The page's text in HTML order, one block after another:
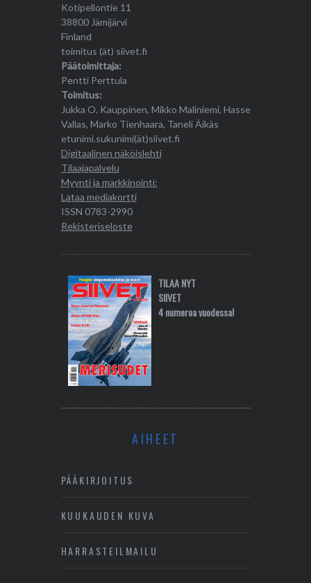
Kotipellontie 11
38800 Jämijärvi
Finland
toimitus (ät) siivet.fi
Päätoimittaja:
Pentti Perttula
Toimitus:
Jukka O. Kauppinen, Mikko Maliniemi, Hasse
Vallas, Marko Tienhaara, Taneli Äikäs
etunimi.sukunimi(ät)siivet.fi
Digitaalinen näköislehti
Tilaajapalvelu
Myynti ja markkinointi:
Lataa mediakortti
ISSN 0783-2990
Rekisteriseloste
TILAA NYT
SIIVET
4 numeroa vuodessa!
AIHEET
PÄÄKIRJOITUS
KUUKAUDEN KUVA
HARRASTEILMAILU